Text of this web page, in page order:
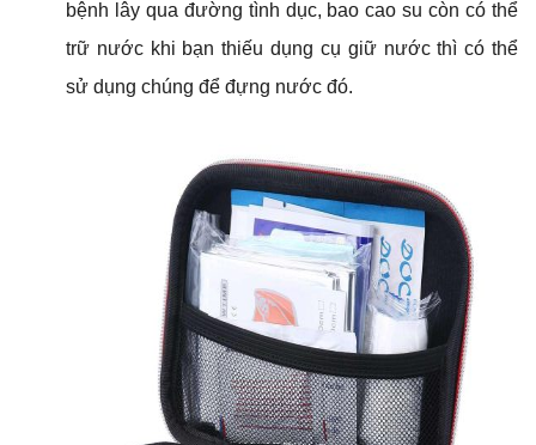
bệnh lây qua đường tình dục, bao cao su còn có thể
trữ nước khi bạn thiếu dụng cụ giữ nước thì có thể
sử dụng chúng để đựng nước đó.